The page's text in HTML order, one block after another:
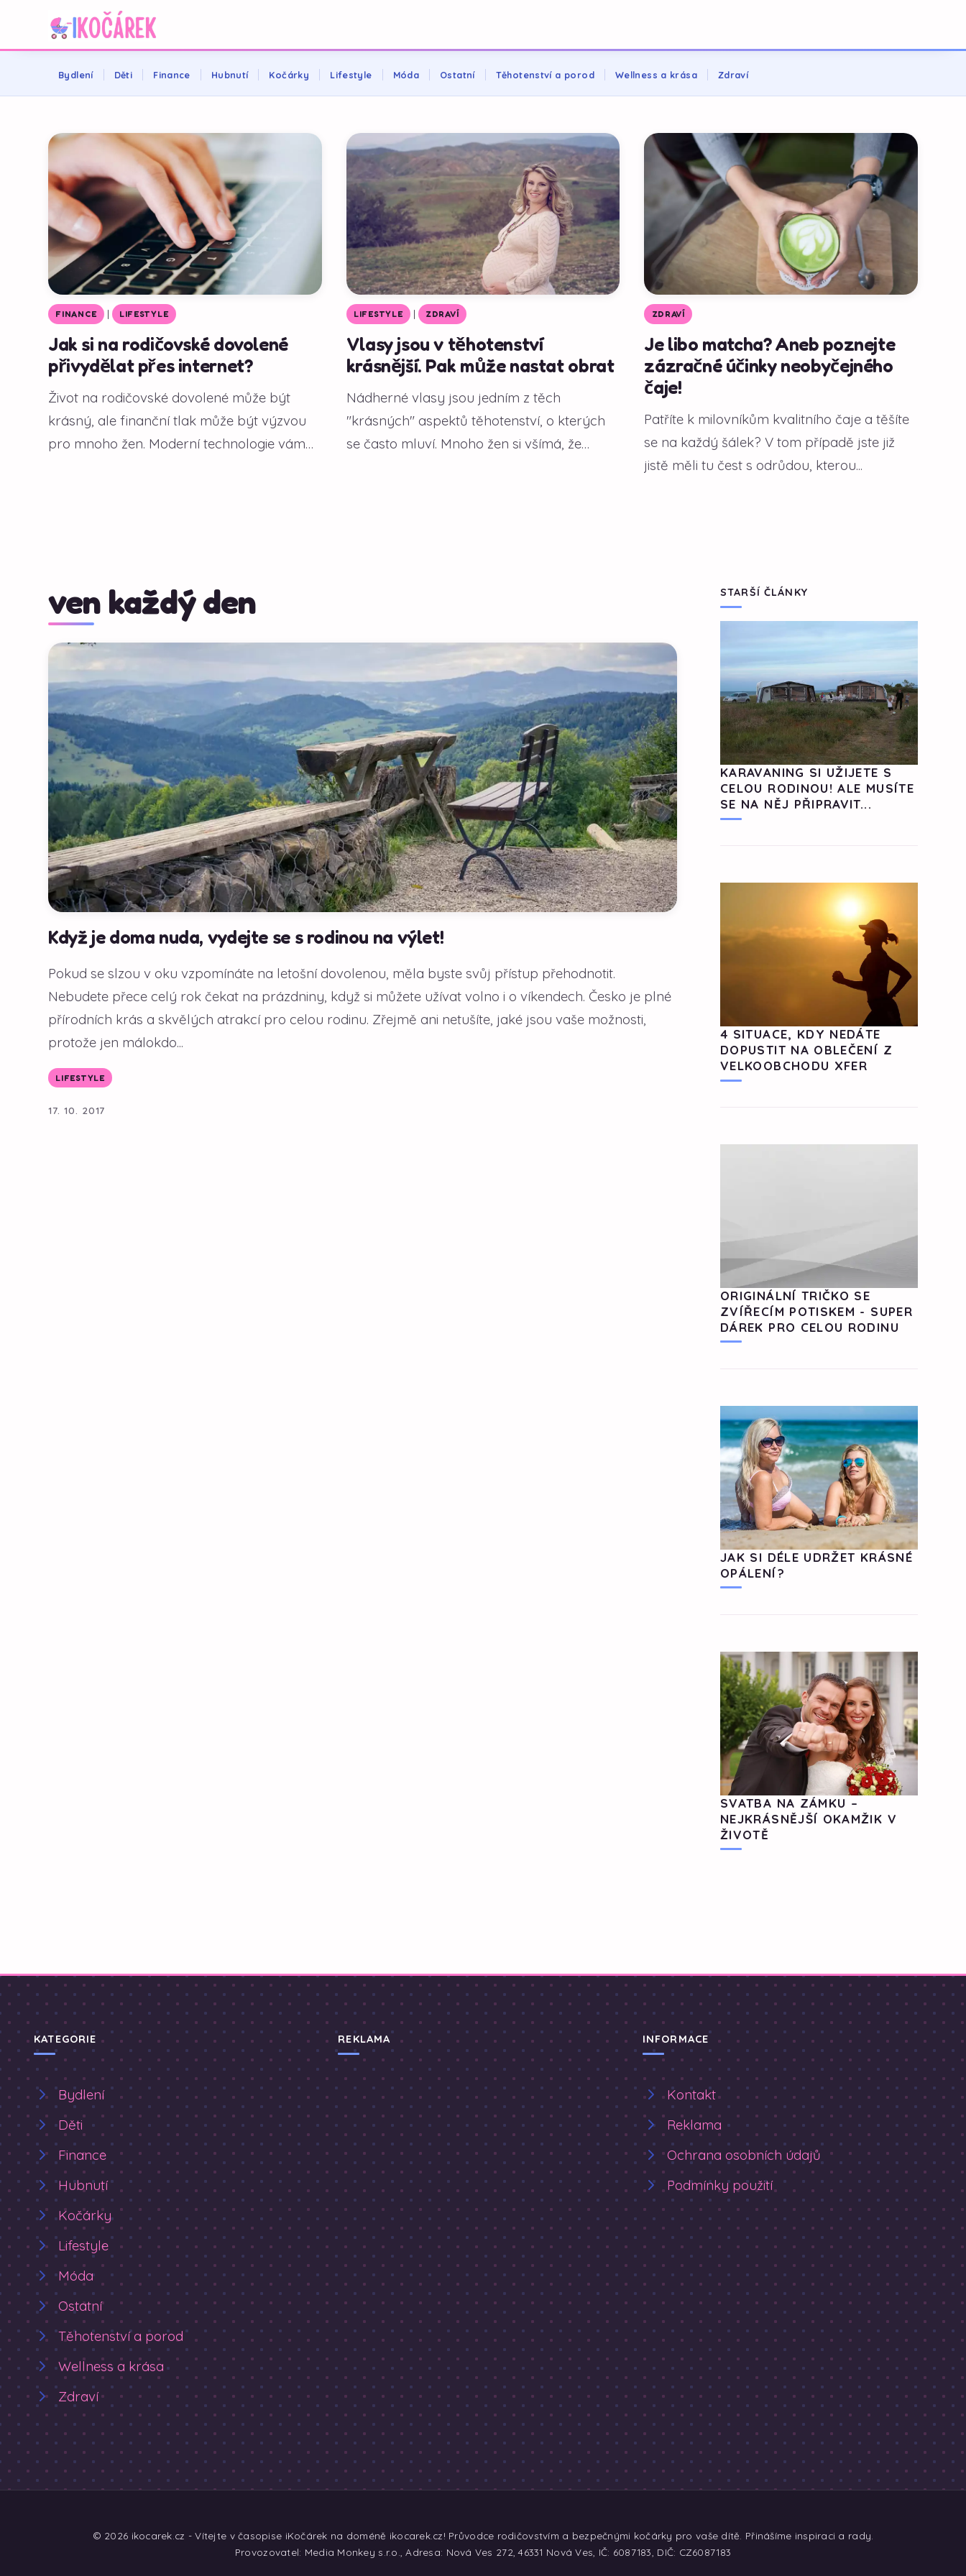
Bydlení Děti Finance Hubnutí Kočárky Lifestyle Móda Ostatní Těhotenství a porod Wellness a krása Zdraví
Jak si na rodičovské dovolené
přivydělat přes internet?
Život na rodičovské dovolené může být
krásný, ale finanční tlak může být výzvou
pro mnoho žen. Moderní technologie vám
FINANCE | LIFESTYLE
Vlasy jsou v těhotenství
krásnější. Pak může nastat obrat
Nádherné vlasy jsou jedním z těch
"krásných" aspektů těhotenství, o kterých
se často mluví. Mnoho žen si všímá, že
LIFESTYLE | ZDRAVÍ
Je libo matcha? Aneb poznejte
zázračné účinky neobyčejného
čaje!
Patříte k milovníkům kvalitního čaje a těšíte
se na každý šálek? V tom případě jste již
jistě měli tu čest s odrůdou, kterou...
ZDRAVÍ
ven každý den
Když je doma nuda, vydejte se s rodinou na výlet!
Pokud se slzou v oku vzpomínáte na letošní dovolenou, měla byste svůj přístup přehodnotit.
Nebudete přece celý rok čekat na prázdniny, když si můžete užívat volno i o víkendech. Česko je plné
přírodních krás a skvělých atrakcí pro celou rodinu. Zřejmě ani netušíte, jaké jsou vaše možnosti,
protože jen málokdo...
LIFESTYLE
17. 10. 2017
STARŠÍ ČLÁNKY
KARAVANING SI UŽIJETE S
CELOU RODINOU! ALE MUSÍTE
SE NA NĚJ PŘIPRAVIT...
4 SITUACE, KDY NEDÁTE
DOPUSTIT NA OBLEČENÍ Z
VELKOOBCHODU XFER
ORIGINÁLNÍ TRIČKO SE
ZVÍŘECÍM POTISKEM - SUPER
DÁREK PRO CELOU RODINU
JAK SI DÉLE UDRŽET KRÁSNÉ
OPÁLENÍ?
SVATBA NA ZÁMKU –
NEJKRÁSNĚJŠÍ OKAMŽIK V
ŽIVOTĚ
KATEGORIE
Bydlení
Děti
Finance
Hubnutí
Kočárky
Lifestyle
Móda
Ostatní
Těhotenství a porod
Wellness a krása
Zdraví
REKLAMA INFORMACE
Kontakt
Reklama
Ochrana osobních údajů
Podmínky použití
© 2026 ikocarek.cz - Vítejte v časopise iKočárek na doméně ikocarek.cz! Průvodce rodičovstvím a bezpečnými kočárky pro vaše dítě. Přinášíme inspiraci a rady.
Provozovatel: Media Monkey s.r.o., Adresa: Nová Ves 272, 46331 Nová Ves, IČ: 6087183, DIČ: CZ6087183